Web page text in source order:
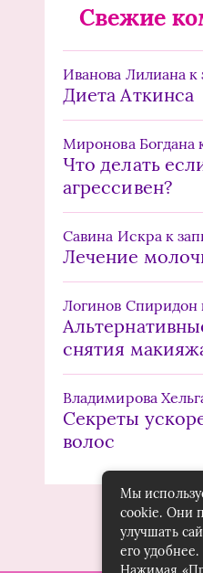
Свежие
Иванова Лилиана к
Диета Аткинса
Миронова Богдана
Что делать
агрессивен?
Савина Искрак
Лечение
Логинов Спиридон
снятия
Владимирова
Секреты
волос
Мы
cookie. Они
улучшать
его удобнее.